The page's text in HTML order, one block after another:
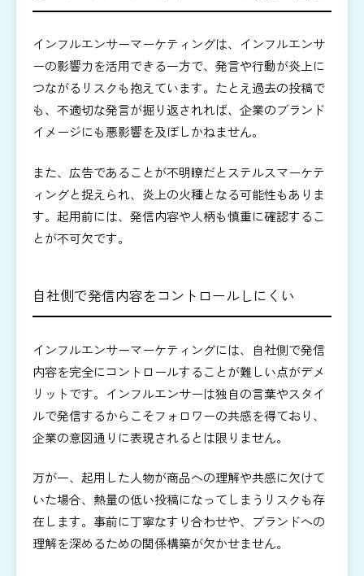
インフルエンサーマーケティングは、インフルエンサ
ーの影響力を活用できる一方で、発言や行動が炎上に
つながるリスクも抱えています。たとえ過去の投稿で
も、不適切な発言が掘り返されれば、企業のブランド
イメージにも悪影響を及ぼしかねません。
また、広告であることが不明瞭だとステルスマーケテ
ィングと捉えられ、炎上の火種となる可能性もありま
す。起用前には、発信内容や人柄も慎重に確認するこ
とが不可欠です。
自社側で発信内容をコントロールしにくい
インフルエンサーマーケティングには、自社側で発信
内容を完全にコントロールすることが難しい点がデメ
リットです。インフルエンサーは独自の言葉やスタイ
ルで発信するからこそフォロワーの共感を得ており、
企業の意図通りに表現されるとは限りません。
万が一、起用した人物が商品への理解や共感に欠けて
いた場合、熱量の低い投稿になってしまうリスクも存
在します。事前に丁寧なすり合わせや、ブランドへの
理解を深めるための関係構築が欠かせません。